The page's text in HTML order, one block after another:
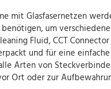
mit Glasfasernetzen
um
Fluid, CCT
und für eine
Arten von
Ort oder zur